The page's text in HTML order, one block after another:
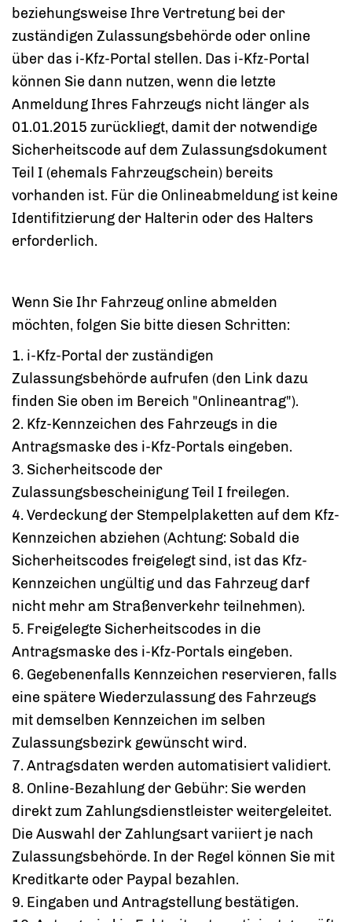
beziehungsweise Ihre Vertretung bei der
zuständigen Zulassungsbehörde oder online
über das i-Kfz-Portal stellen. Das i-Kfz-Portal
können Sie dann nutzen, wenn die letzte
Anmeldung Ihres Fahrzeugs nicht länger als
01.01.2015 zurückliegt, damit der notwendige
Sicherheitscode auf dem Zulassungsdokument
Teil I (ehemals Fahrzeugschein) bereits
vorhanden ist. Für die Onlineabmeldung ist keine
Identifitzierung der Halterin oder des Halters
erforderlich.
Wenn Sie Ihr Fahrzeug online abmelden
möchten, folgen Sie bitte diesen Schritten:
1. i-Kfz-Portal der zuständigen
Zulassungsbehörde aufrufen (den Link dazu
finden Sie oben im Bereich "Onlineantrag").
2. Kfz-Kennzeichen des Fahrzeugs in die
Antragsmaske des i-Kfz-Portals eingeben.
3. Sicherheitscode der
Zulassungsbescheinigung Teil I freilegen.
4. Verdeckung der Stempelplaketten auf dem Kfz-
Kennzeichen abziehen (Achtung: Sobald die
Sicherheitscodes freigelegt sind, ist das Kfz-
Kennzeichen ungültig und das Fahrzeug darf
nicht mehr am Straßenverkehr teilnehmen).
5. Freigelegte Sicherheitscodes in die
Antragsmaske des i-Kfz-Portals eingeben.
6. Gegebenenfalls Kennzeichen reservieren, falls
eine spätere Wiederzulassung des Fahrzeugs
mit demselben Kennzeichen im selben
Zulassungsbezirk gewünscht wird.
7. Antragsdaten werden automatisiert validiert.
8. Online-Bezahlung der Gebühr: Sie werden
direkt zum Zahlungsdienstleister weitergeleitet.
Die Auswahl der Zahlungsart variiert je nach
Zulassungsbehörde. In der Regel können Sie mit
Kreditkarte oder Paypal bezahlen.
9. Eingaben und Antragstellung bestätigen.